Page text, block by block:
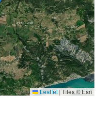
Leaflet |Tiles © Esri